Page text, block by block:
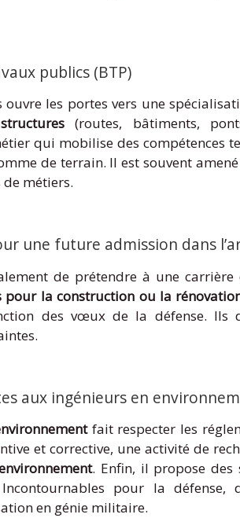
publics (BTP)
ouvre les portes vers une
(routes, bâtiments,
qui mobilise des compétences
de terrain. Il est souvent
métiers.
une future admission dans
de prétendre à une
pour la construction ou la
des vœux de la défense. Ils
aux ingénieurs en
fait respecter les
et corrective, une activité de
. Enfin, il propose
pour la défense,
en génie militaire.